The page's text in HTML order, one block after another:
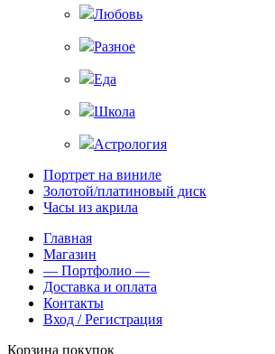
Любовь
Разное
Еда
Школа
Астрология
Портрет на виниле
Золотой/платиновый диск
Часы из акрила
Главная
Магазин
— Портфолио —
Доставка и оплата
Контакты
Вход / Регистрация
Корзина покупок